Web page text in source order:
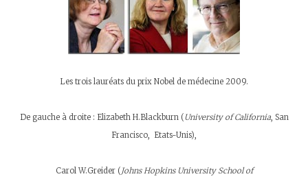
Les trois lauréats du prix Nobel de médecine 2009.
De gauche à droite : Elizabeth H.Blackburn ( University of California, San
Francisco, Etats-Unis),
Carol W.Greider ( Johns Hopkins University School of